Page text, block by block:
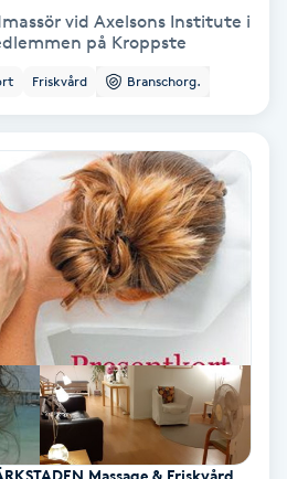
vid Axelsons Institute i
på Kroppste
Friskvård Branschorg.